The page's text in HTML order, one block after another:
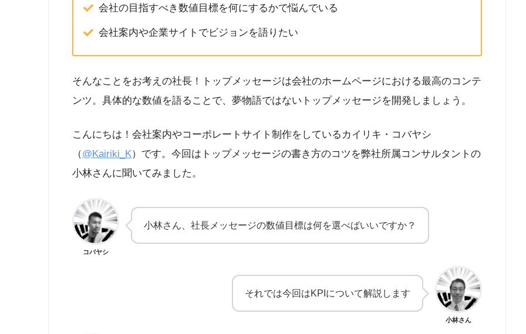
会社の目指すべき数値目標を何にするかで悩んでいる
会社案内や企業サイトでビジョンを語りたい
そんなことをお考えの社長！トップメッセージは会社のホームページにおける最高のコンテ
ンツ。具体的な数値を語ることで、夢物語ではないトップメッセージを開発しましょう。
こんにちは！会社案内やコーポレートサイト制作をしているカイリキ・コバヤシ
（@Kairiki_K）です。今回はトップメッセージの書き方のコツを弊社所属コンサルタントの
小林さんに聞いてみました。
コバヤシ
小林さん、社長メッセージの数値目標は何を選べばいいですか？
小林さん
それでは今回はKPIについて解説します